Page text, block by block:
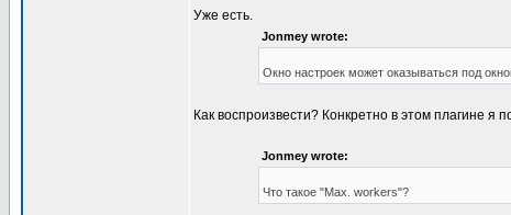
Уже есть.
Jonmey wrote:
Окно настроек может оказываться под
Как воспроизвести? Конкретно в этом плагине я
Jonmey wrote:
Что такое "Max. workers"?